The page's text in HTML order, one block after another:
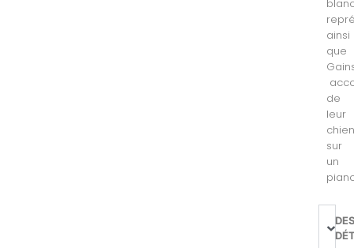
ainsi
que
de
leur
sur
un